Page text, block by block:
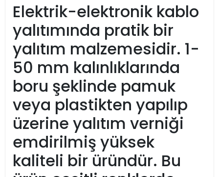
Elektrik-elektronik kablo
yalıtımında pratik bir
yalıtım malzemesidir. 1-
50 mm kalınlıklarında
boru şeklinde pamuk
veya plastikten yapılıp
üzerine yalıtım verniği
emdirilmiş yüksek
kaliteli bir üründür. Bu